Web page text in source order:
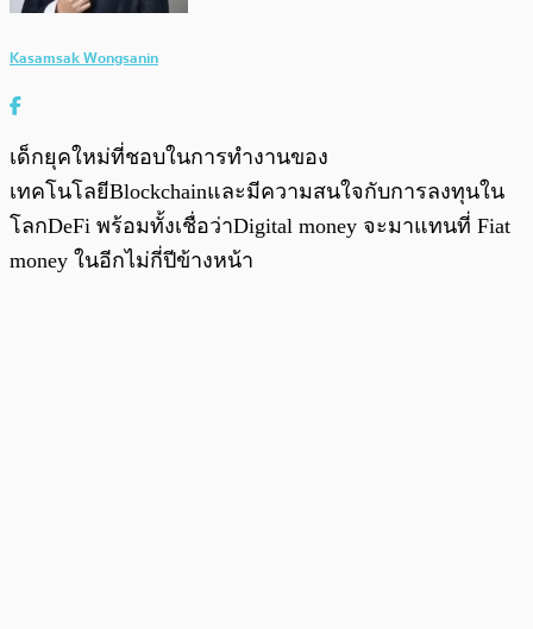
Kasamsak Wongsanin
เด็กยุคใหม่ที่ชอบในการทำงานของ
เทคโนโลยีBlockchainและมีความสนใจกับการลงทุนใน
โลกDeFi พร้อมทั้งเชื่อว่าDigital money จะมาแทนที่ Fiat
money ในอีกไม่กี่ปีข้างหน้า